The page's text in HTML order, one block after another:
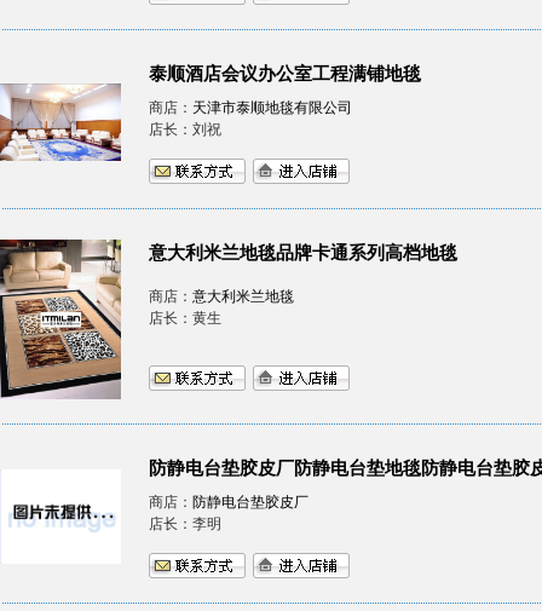
泰顺酒店会议办公室工程满铺地毯
商店： 天津市泰顺地毯有限公司
店长：刘祝
意大利米兰地毯品牌卡通系列高档地毯
商店： 意大利米兰地毯
店长：黄生
防静电台垫胶皮厂防静电台垫地毯防静电台垫胶
商店： 防静电台垫胶皮厂
店长：李明